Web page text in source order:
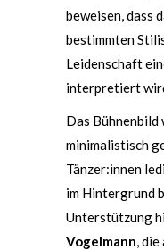
beweisen, dass
bestimmten
Leidenschaft
interpretiert
Das Bühnenbild
minimalistisch
Tänzer:innen
im Hintergrund
Unterstützung
Vogelmann,